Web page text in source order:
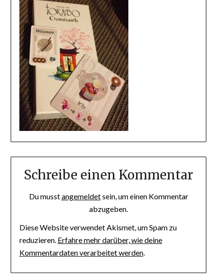
Schreibe einen Kommentar
Du musstangemeldetsein, um einen Kommentar
abzugeben.
Diese Website verwendet Akismet, um Spam zu
reduzieren. Erfahre mehr darüber, wie deine
Kommentardaten verarbeitet werden.